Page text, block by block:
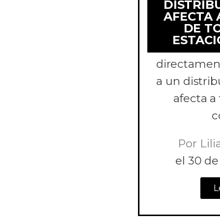
AFECTA
DE
para
a un
afecta
Por
el 30